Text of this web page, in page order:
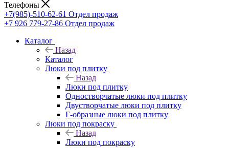
Телефоны
+7(985)-510-62-61 Отдел продаж
‪+7 926 779-27-86‬ Отдел продаж
Каталог
Назад
Каталог
Люки под плитку
Назад
Люки под плитку
Одностворчатые люки под плитку
Двустворчатые люки под плитку
Г-образные люки под плитку
Люки под покраску
Назад
Люки под покраску